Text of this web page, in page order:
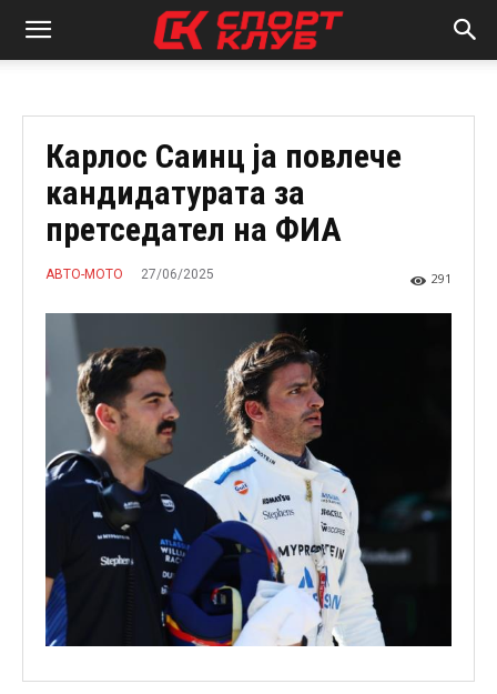
Карлос Саинц ја повлече
кандидатурата за
претседател на ФИА
АВТО-МОТО 27/06/2025 291